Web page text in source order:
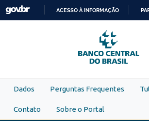
Skip to main content
PARA
O
CONTEÚDO
ACESSO À INFORMAÇÃO
Dados Perguntas Frequentes
Contato Sobre o Portal